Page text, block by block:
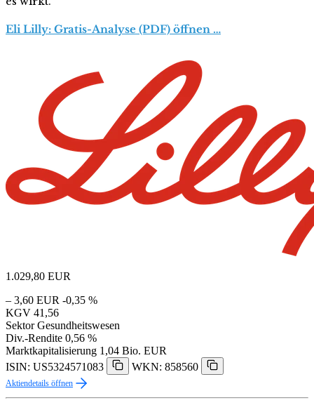
Eli Lilly: Gratis-Analyse (PDF) öffnen …
1.029,80 EUR
– 3,60 EUR -0,35 %
KGV 41,56
Sektor Gesundheitswesen
Div.-Rendite 0,56 %
Marktkapitalisierung 1,04 Bio. EUR
ISIN: US5324571083
WKN: 858560
Aktiendetails öffnen